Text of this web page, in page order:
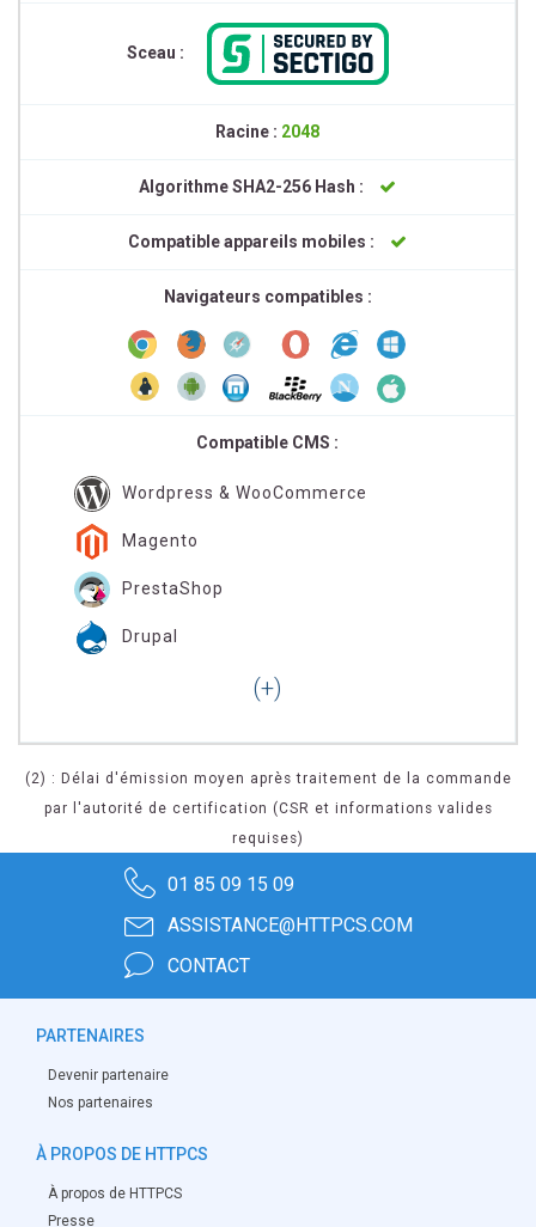
Sceau :
Racine : 2048
Algorithme SHA2-256 Hash :
Compatible appareils mobiles :
Navigateurs compatibles :
Compatible CMS :
Wordpress & WooCommerce
Magento
PrestaShop
Drupal
(2) : Délai d'émission moyen après traitement de la commande
par l'autorité de certification (CSR et informations valides
requises)
01 85 09 15 09
ASSISTANCE@HTTPCS.COM
CONTACT
PARTENAIRES
Devenir partenaire
Nos partenaires
À PROPOS DE HTTPCS
À propos de HTTPCS
Presse